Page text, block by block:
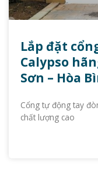
Lắp đặt
Calypso
Sơn – Hòa
Cổng tự động tay
chất lượng cao